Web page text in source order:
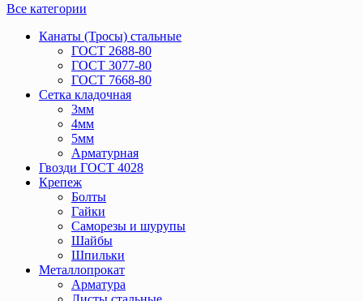
Все категории
Канаты (Тросы) стальные
ГОСТ 2688-80
ГОСТ 3077-80
ГОСТ 7668-80
Сетка кладочная
3мм
4мм
5мм
Арматурная
Гвозди ГОСТ 4028
Крепеж
Болты
Гайки
Саморезы и шурупы
Шайбы
Шпильки
Металлопрокат
Арматура